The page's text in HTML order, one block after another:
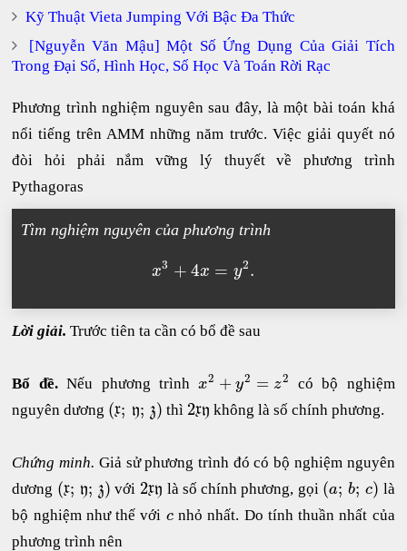
Kỹ Thuật Vieta Jumping Với Bậc Đa Thức
[Nguyễn Văn Mậu] Một Số Ứng Dụng Của Giải Tích
Trong Đại Số, Hình Học, Số Học Và Toán Rời Rạc
Phương trình nghiệm nguyên sau đây, là một bài toán khá
nổi tiếng trên AMM những năm trước. Việc giải quyết nó
đòi hỏi phải nắm vững lý thuyết về phương trình
Pythagoras
Tìm nghiệm nguyên của phương trình
x3 + 4x = y2.
Lời giải. Trước tiên ta cần có bổ đề sau
Bổ đề.Nếu phương trìnhx2 + y2 = z2
có bộ nghiệm
nguyên dương (x; y; z) thì 2xy không là số chính phương.
Chứng minh. Giả sử phương trình đó có bộ nghiệm nguyên
dương (x; y; z) với 2xy là số chính phương, gọi (a; b; c) là
bộ nghiệm như thế với c nhỏ nhất. Do tính thuần nhất của
phương trình nên